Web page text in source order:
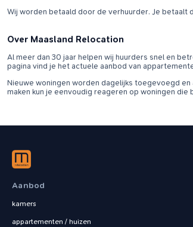
Wij worden betaald door de verhuurder. Je betaalt
Over Maasland Relocation
Al meer dan 30 jaar helpen wij huurders snel en
pagina vind je het actuele aanbod van
Nieuwe woningen worden dagelijks toegevoegd
maken kun je eenvoudig reageren op woningen die
Aanbod
kamers
appartementen / huizen